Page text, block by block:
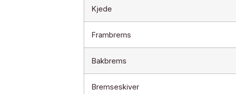
Kjede
Frambrems
Bakbrems
Bremseskiver